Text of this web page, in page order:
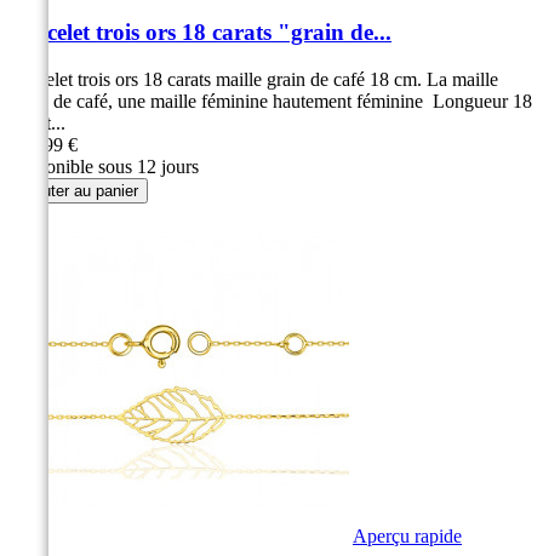
Bracelet trois ors 18 carats "grain de...
Bracelet trois ors 18 carats maille grain de café 18 cm. La maille
grain de café, une maille féminine hautement féminine Longueur 18
cm et...
249,99 €
Disponible sous 12 jours
Ajouter au panier
Aperçu rapide